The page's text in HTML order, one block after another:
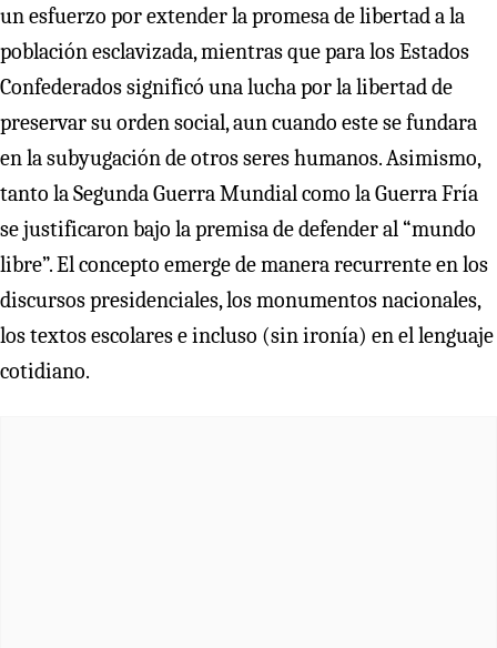
un esfuerzo por extender la promesa de libertad a la
población esclavizada, mientras que para los Estados
Confederados significó una lucha por la libertad de
preservar su orden social, aun cuando este se fundara
en la subyugación de otros seres humanos. Asimismo,
tanto la Segunda Guerra Mundial como la Guerra Fría
se justificaron bajo la premisa de defender al “mundo
libre”. El concepto emerge de manera recurrente en los
discursos presidenciales, los monumentos nacionales,
los textos escolares e incluso (sin ironía) en el lenguaje
cotidiano.